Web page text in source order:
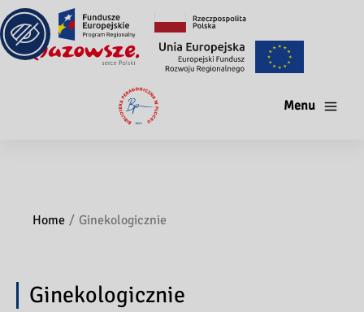
Menu
Home Ginekologicznie
Ginekologicznie